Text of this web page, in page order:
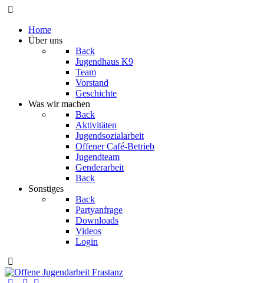
Home
Über uns
Back
Jugendhaus K9
Team
Vorstand
Geschichte
Was wir machen
Back
Aktivitäten
Jugendsozialarbeit
Offener Café-Betrieb
Jugendteam
Genderarbeit
Back
Sonstiges
Back
Partyanfrage
Downloads
Videos
Login